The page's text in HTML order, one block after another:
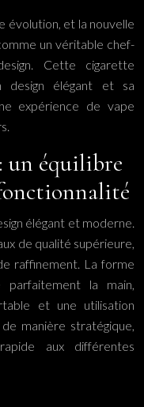
évolution, et la nouvelle
un véritable chef-
Cette cigarette
design élégant et sa
expérience de vape
un équilibre
élégant et moderne.
de qualité supérieure,
raffinement. La forme
parfaitement la main,
et une utilisation
manière stratégique,
aux différentes